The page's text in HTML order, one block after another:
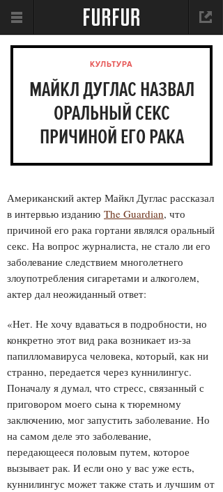
КУЛЬТУРА
МАЙКЛ ДУГЛАС НАЗВАЛ
ОРАЛЬНЫЙ СЕКС
ПРИЧИНОЙ ЕГО РАКА
Американский актер Майкл Дуглас рассказал
в интервью изданию The Guardian, что
причиной его рака гортани являлся оральный
секс. На вопрос журналиста, не стало ли его
заболевание следствием многолетнего
злоупотребления сигаретами и алкоголем,
актер дал неожиданный ответ:
«Нет. Не хочу вдаваться в подробности, но
конкретно этот вид рака возникает из-за
папилломавируса человека, который, как ни
странно, передается через куннилингус.
Поначалу я думал, что стресс, связанный с
приговором моего сына к тюремному
заключению, мог запустить заболевание. Но
на самом деле это заболевание,
передающееся половым путем, которое
вызывает рак. И если оно у вас уже есть,
куннилингус может также стать и лучшим от